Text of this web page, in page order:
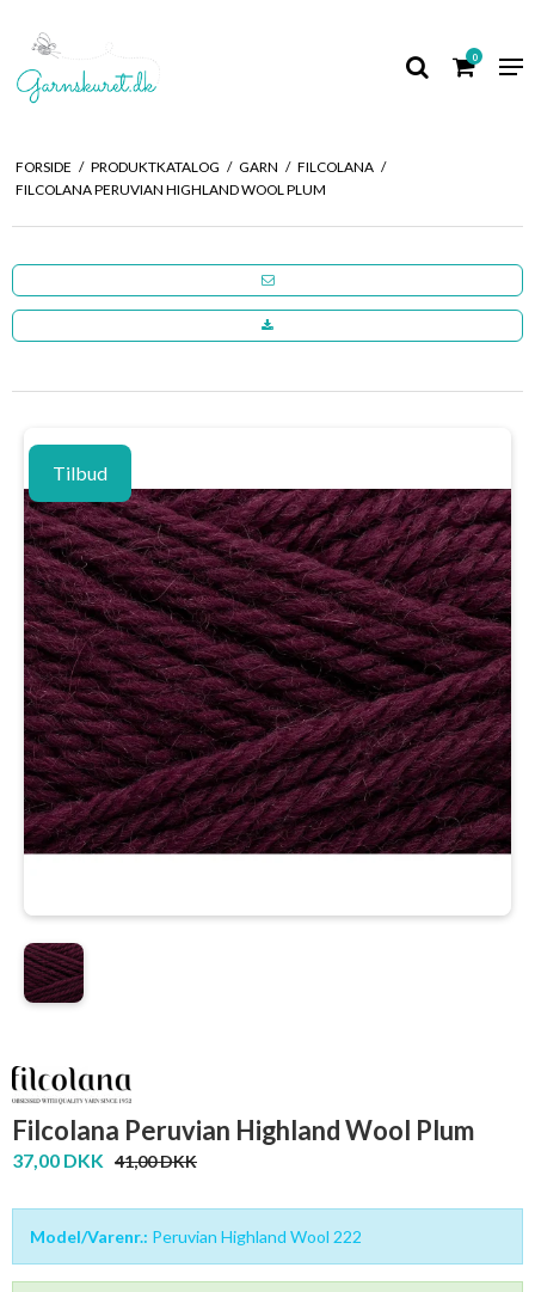
0
FORSIDE / PRODUKTKATALOG / GARN / FILCOLANA /
FILCOLANA PERUVIAN HIGHLAND WOOL PLUM
Tilbud
Filcolana Peruvian Highland Wool Plum
37,00 DKK 41,00 DKK
Model/Varenr.: Peruvian Highland Wool 222